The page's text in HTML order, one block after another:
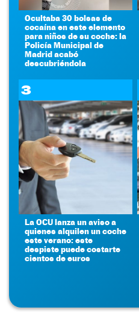
Ocultaba 30 bolsas de
cocaína en este elemento
para niños de su coche: la
Policía Municipal de
Madrid acabó
descubriéndola
3
La OCU lanza un aviso a
quienes alquilen un coche
este verano: este
despiste puede costarte
cientos de euros